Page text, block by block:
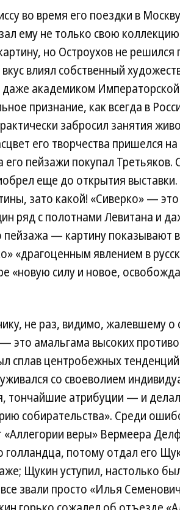
во время его поездки в
ему не только свою
но Остроухов не решился
влиял собственный
академиком
признание, как всегда в
забросил занятия
его творчества пришелся
его пейзажи покупал Третьяков.
еще до открытия
зато какой! «Сиверко» —
ряд с полотнами Левитана и
пейзажа — картину показывают
«драгоценным явлением в
«новую силу и новое,
не раз, видимо, жалевшему о
это амальгама высоких
сплав центробежных
со своеволием
тончайшие атрибуции — и делал
собирательства». Среди
веры» Вермеера
голландца, потому отдал его
Щукин уступил, настолько
звали просто «Илья